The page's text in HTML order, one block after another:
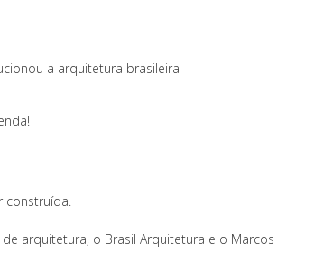
a arquitetura brasileira
construída.
arquitetura, o Brasil Arquitetura e o Marcos